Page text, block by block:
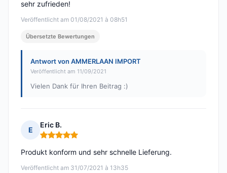
Veröffentlicht am 01/08/2021 à 08h51
sehr zufrieden!
Übersetzte Bewertungen
Antwort von AMMERLAAN IMPORT
Veröffentlicht am 11/09/2021
Vielen Dank für Ihren Beitrag :)
E
Eric B.
Hinweis: 5 von 5
Veröffentlicht am 31/07/2021 à 13h35
Produkt konform und sehr schnelle Lieferung.